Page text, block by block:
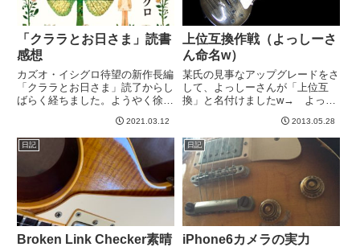
「クララとお日さま」読書
感想
カズオ・イシグロ待望の新作長編
「クララとお日さま」読了からし
ばらく経ちました。ようやく徐々
想書きたいと思います。どんな本
かと言うと、出版社の出してる粗
筋を引用します。子供の愛玩用に
開発された人工フレンドのクラ
ラ...
2021.03.12
上位互換作戦（よっしーさ
ん命名w）
某氏の見事なアップグレードをさ
して、よっしーさんが「上位互
換」と名付けましたw→ よっし
ーさんのブログをいまさら私など
がリンクする必要はないと思いま
すが^^;)いやあ～、、、秀逸なネ
ーミングですねw実はこの上位...
2013.05.28
日記
Broken Link Checker素晴
日記
iPhone6カメラの実力